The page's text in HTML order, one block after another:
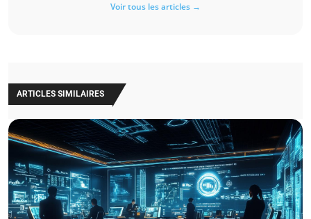
Voir tous les articles →
ARTICLES SIMILAIRES